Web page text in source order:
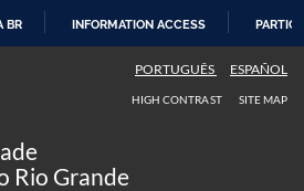
BR INFORMATION ACCESS
PORTUGUÊS ESPAÑOL
HIGH CONTRAST SITE MAP
Rio Grande